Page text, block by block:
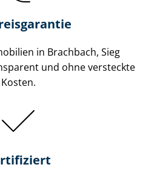
in Brachbach, Sieg
und ohne versteckte
Kosten.